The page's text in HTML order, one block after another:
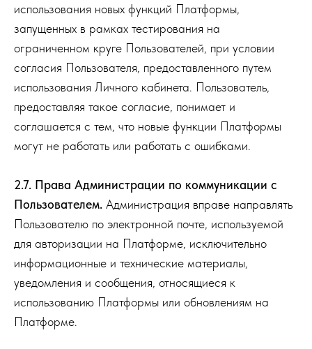
использования новых функций Платформы,
запущенных в рамках тестирования на
ограниченном круге Пользователей, при условии
согласия Пользователя, предоставленного путем
использования Личного кабинета. Пользователь,
предоставляя такое согласие, понимает и
соглашается с тем, что новые функции Платформы
могут не работать или работать с ошибками.
2.7. Права Администрации по коммуникации с
Пользователем. Администрация вправе направлять
Пользователю по электронной почте, используемой
для авторизации на Платформе, исключительно
информационные и технические материалы,
уведомления и сообщения, относящиеся к
использованию Платформы или обновлениям на
Платформе.